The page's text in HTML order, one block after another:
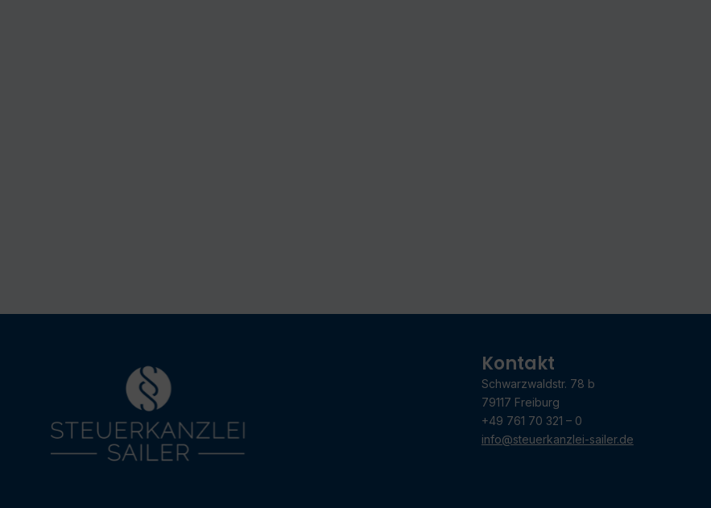
Kontakt
Schwarzwaldstr. 78 b
79117 Freiburg
+49 761 70 321 – 0
info@steuerkanzlei-sailer.de